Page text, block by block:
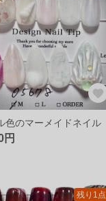
色のマーメイドネイル
円
残り1点